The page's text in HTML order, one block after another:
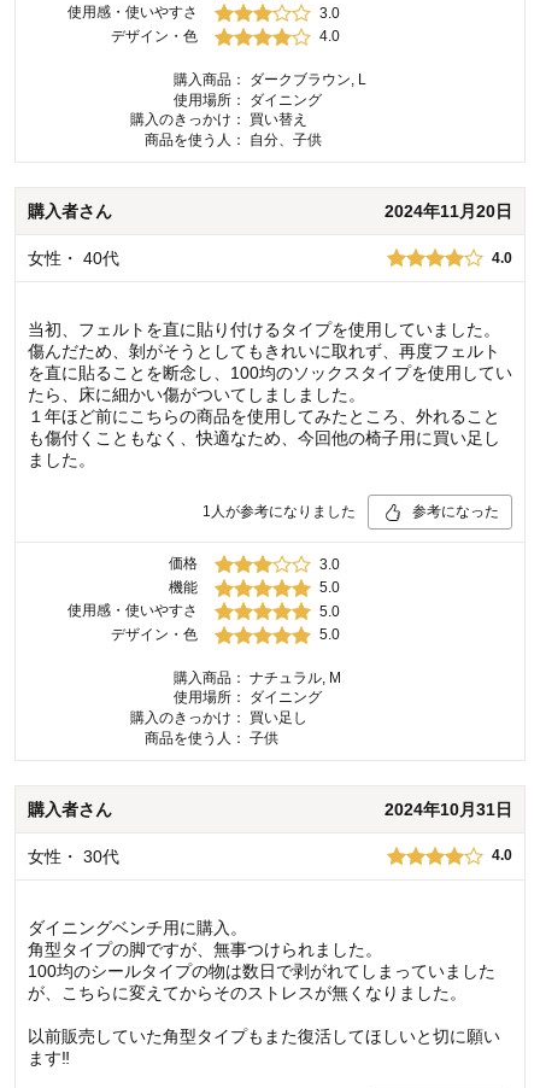
使用感・使いやすさ
3.0
デザイン・色
4.0
購入商品：
ダークブラウン, L
使用場所：
ダイニング
購入のきっかけ：
買い替え
商品を使う人：
自分、子供
購入者さん 2024年11月20日
女性 ・ 40代 4.0
当初、フェルトを直に貼り付けるタイプを使用していました。
傷んだため、剝がそうとしてもきれいに取れず、再度フェルト
を直に貼ることを断念し、100均のソックスタイプを使用してい
たら、床に細かい傷がついてしましました。
１年ほど前にこちらの商品を使用してみたところ、外れること
も傷付くこともなく、快適なため、今回他の椅子用に買い足し
ました。
1 人が参考になりました 参考になった
価格
3.0
機能
5.0
使用感・使いやすさ
5.0
デザイン・色
5.0
購入商品： ナチュラル, M
使用場所：
ダイニング
購入のきっかけ：
買い足し
商品を使う人： 子供
購入者さん 2024年10月31日
女性 ・ 30代 4.0
ダイニングベンチ用に購入。
角型タイプの脚ですが、無事つけられました。
100均のシールタイプの物は数日で剥がれてしまっていました
が、こちらに変えてからそのストレスが無くなりました。
以前販売していた角型タイプもまた復活してほしいと切に願い
ます‼︎